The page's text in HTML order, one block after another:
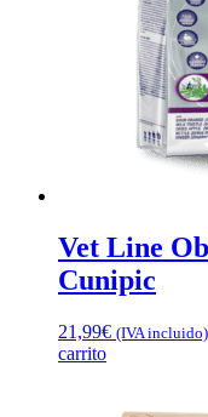
Vet Line
Cunipic
21,99€ (IVA incluido)
carrito